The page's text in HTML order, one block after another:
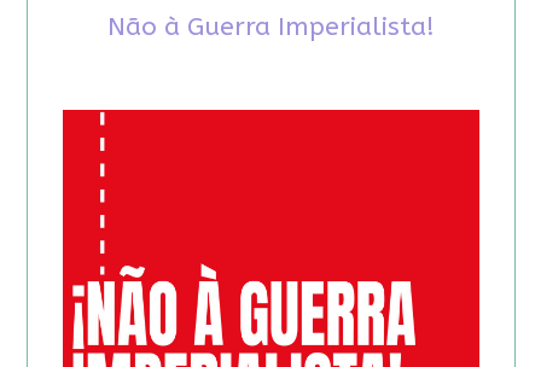
Não à Guerra Imperialista!